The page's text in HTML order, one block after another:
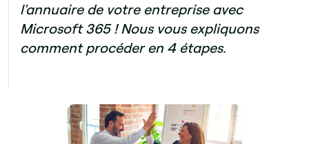
l'annuaire de votre entreprise avec
Microsoft 365 ! Nous vous expliquons
comment procéder en 4 étapes.